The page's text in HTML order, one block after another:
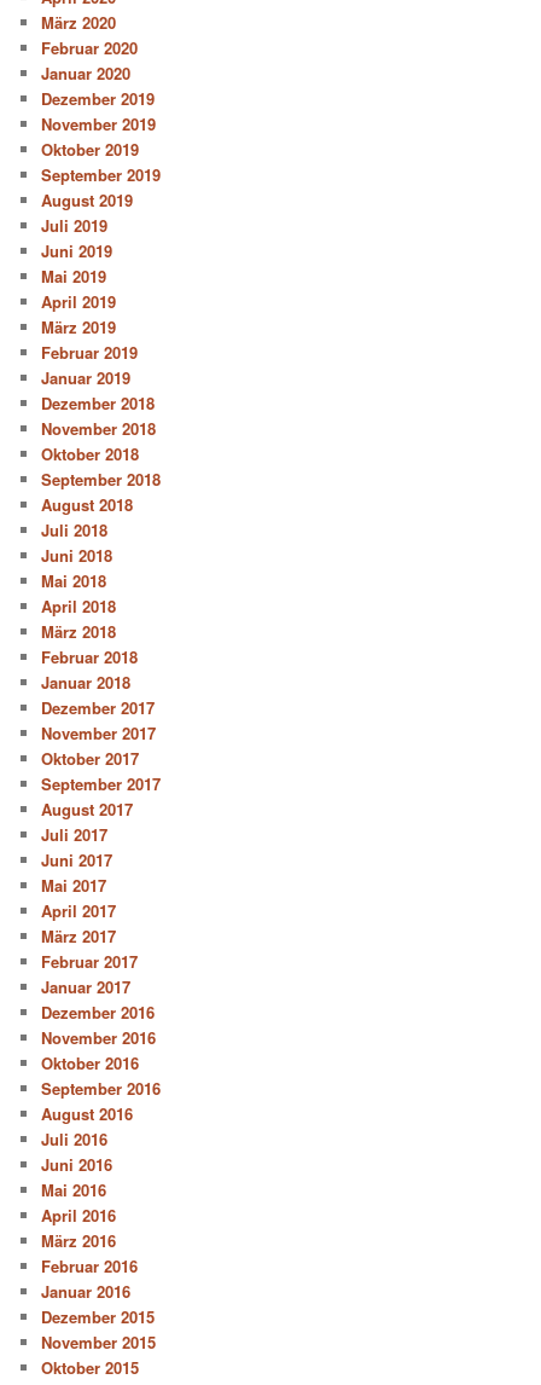
März 2020
Februar 2020
Januar 2020
Dezember 2019
November 2019
Oktober 2019
September 2019
August 2019
Juli 2019
Juni 2019
Mai 2019
April 2019
März 2019
Februar 2019
Januar 2019
Dezember 2018
November 2018
Oktober 2018
September 2018
August 2018
Juli 2018
Juni 2018
Mai 2018
April 2018
März 2018
Februar 2018
Januar 2018
Dezember 2017
November 2017
Oktober 2017
September 2017
August 2017
Juli 2017
Juni 2017
Mai 2017
April 2017
März 2017
Februar 2017
Januar 2017
Dezember 2016
November 2016
Oktober 2016
September 2016
August 2016
Juli 2016
Juni 2016
Mai 2016
April 2016
März 2016
Februar 2016
Januar 2016
Dezember 2015
November 2015
Oktober 2015